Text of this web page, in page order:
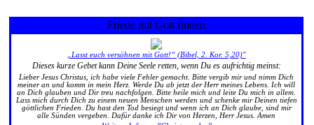
Friede mit Gott finden
„Lasst euch versöhnen mit Gott!“ (Bibel, 2. Kor. 5,20)"
Dieses kurze Gebet kann Deine Seele retten, wenn Du es aufrichtig meinst:
Lieber Jesus Christus, ich habe viele Fehler gemacht. Bitte vergib mir und nimm Dich
meiner an und komm in mein Herz. Werde Du ab jetzt der Herr meines Lebens. Ich will
an Dich glauben und Dir treu nachfolgen. Bitte heile mich und leite Du mich in allem.
Lass mich durch Dich zu einem neuen Menschen werden und schenke mir Deinen tiefen
göttlichen Frieden. Du hast den Tod besiegt und wenn ich an Dich glaube, sind mir
alle Sünden vergeben. Dafür danke ich Dir von Herzen, Herr Jesus. Amen